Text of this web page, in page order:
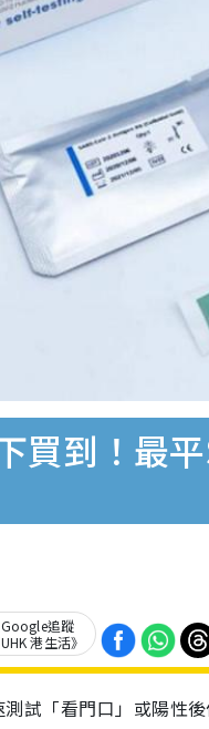
買到！最
追蹤
UHK 港生活》
試「看門口」或陽性